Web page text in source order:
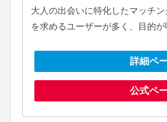
大人の出会いに特化したマッチ
を求めるユーザーが多く、目的が
詳細ペ
公式ペ